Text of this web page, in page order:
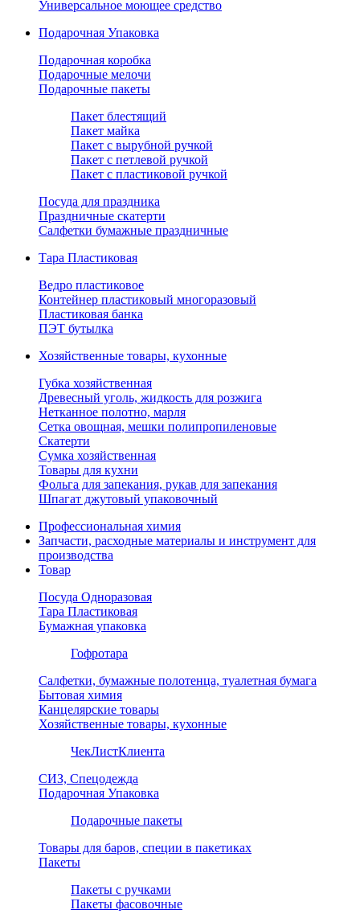
Универсальное моющее средство
Подарочная Упаковка
Подарочная коробка
Подарочные мелочи
Подарочные пакеты
Пакет блестящий
Пакет майка
Пакет с вырубной ручкой
Пакет с петлевой ручкой
Пакет с пластиковой ручкой
Посуда для праздника
Праздничные скатерти
Салфетки бумажные праздничные
Тара Пластиковая
Ведро пластиковое
Контейнер пластиковый многоразовый
Пластиковая банка
ПЭТ бутылка
Хозяйственные товары, кухонные
Губка хозяйственная
Древесный уголь, жидкость для розжига
Нетканное полотно, марля
Сетка овощная, мешки полипропиленовые
Скатерти
Сумка хозяйственная
Товары для кухни
Фольга для запекания, рукав для запекания
Шпагат джутовый упаковочный
Профессиональная химия
Запчасти, расходные материалы и инструмент для
производства
Товар
Посуда Одноразовая
Тара Пластиковая
Бумажная упаковка
Гофротара
Салфетки, бумажные полотенца, туалетная бумага
Бытовая химия
Канцелярские товары
Хозяйственные товары, кухонные
ЧекЛистКлиента
СИЗ, Спецодежда
Подарочная Упаковка
Подарочные пакеты
Товары для баров, специи в пакетиках
Пакеты
Пакеты с ручками
Пакеты фасовочные